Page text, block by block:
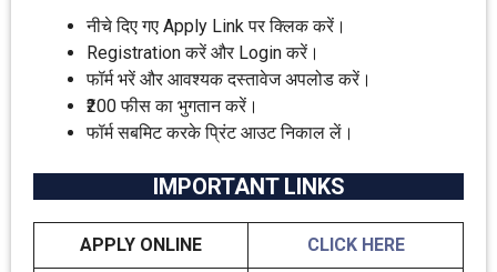
नीचे दिए गए Apply Link पर क्लिक करें।
Registration करें और Login करें।
फॉर्म भरें और आवश्यक दस्तावेज अपलोड करें।
₹200 फीस का भुगतान करें।
फॉर्म सबमिट करके प्रिंट आउट निकाल लें।
IMPORTANT LINKS
APPLY ONLINE CLICK HERE